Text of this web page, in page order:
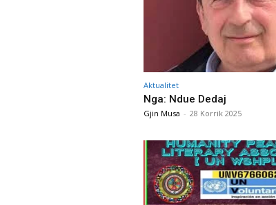
Aktualitet
Nga: Ndue Dedaj
Gjin Musa - 28 Korrik 2025